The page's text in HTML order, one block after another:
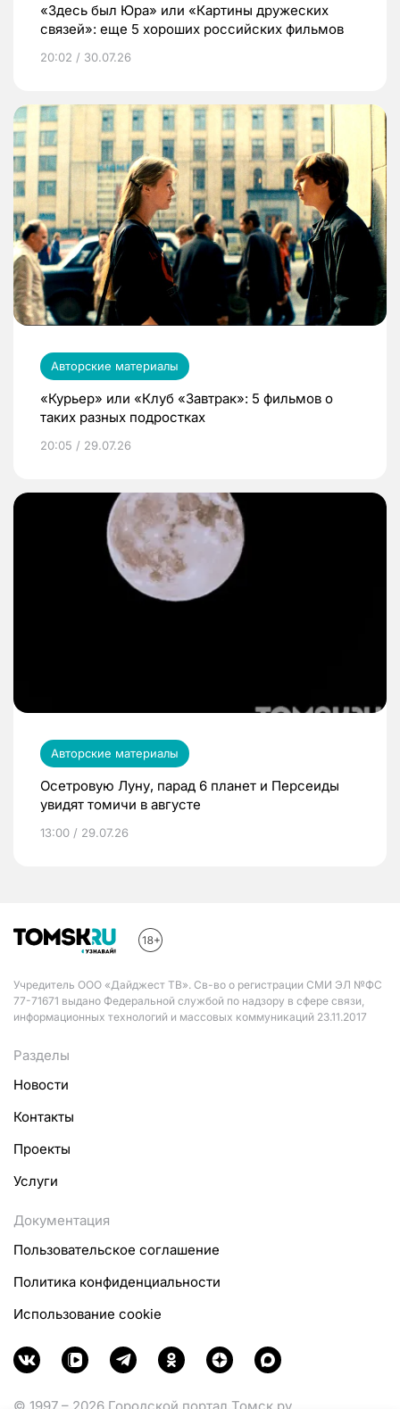
«Здесь был Юра» или «Картины дружеских
связей»: еще 5 хороших российских фильмов
20:02 / 30.07.26
Авторские материалы
«Курьер» или «Клуб «Завтрак»: 5 фильмов о
таких разных подростках
20:05 / 29.07.26
Авторские материалы
Осетровую Луну, парад 6 планет и Персеиды
увидят томичи в августе
13:00 / 29.07.26
Учредитель ООО «Дайджест ТВ». Св-во о регистрации СМИ ЭЛ №ФС
77-71671 выдано Федеральной службой по надзору в сфере связи,
информационных технологий и массовых коммуникаций 23.11.2017
Разделы
Новости
Контакты
Проекты
Услуги
Документация
Пользовательское соглашение
Политика конфиденциальности
Использование cookie